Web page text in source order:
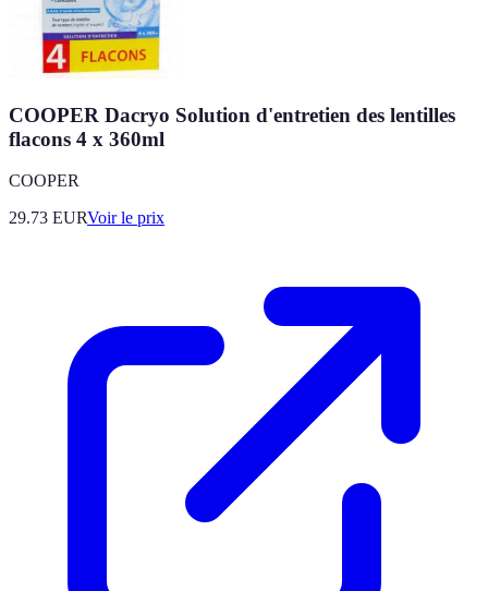
COOPER Dacryo Solution d'entretien des lentilles
flacons 4 x 360ml
COOPER
29.73 EURVoir le prix